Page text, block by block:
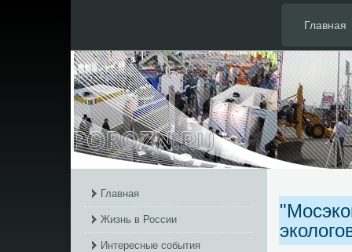
Главная
Главная
Жизнь в России
Интересные события